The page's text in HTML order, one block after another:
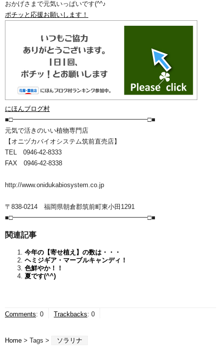
おかげさまで元気いっぱいです(^^♪
ポチッと応援お願いします！
にほんブログ村
■□━━━━━━━━━━━━━━━━━━━━━□■
元気で活きのいい植物専門店
【オニヅカバイオシステム筑前直売店】
TEL 0946-42-8333
FAX 0946-42-8338
http://www.onidukabiosystem.co.jp
〒838-0214 福岡県朝倉郡筑前町東小田1291
■□━━━━━━━━━━━━━━━━━━━━━□■
関連記事
今年の【寄せ植え】の数は・・・
ヘミジギア・マーブルキャンディ！
色鮮やか！！
夏です(^^)
Comments: 0 Trackbacks: 0
Home > Tags > ソラリナ